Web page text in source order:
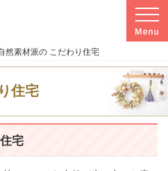
然素材派の こだわり住宅
住宅
市・郡山市の注文住宅・新築戸建てを手
住宅・新築戸建てを手がける工務店なら橋
宅